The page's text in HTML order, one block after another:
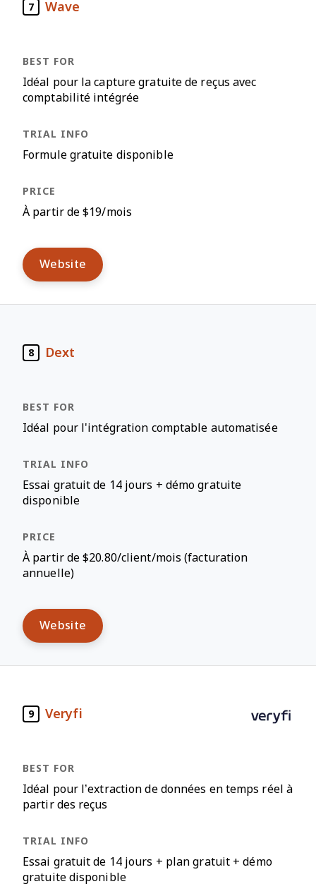
7 Wave
Idéal pour la capture gratuite de reçus avec
comptabilité intégrée
Formule gratuite disponible
À partir de $19/mois
Website
8 Dext
Idéal pour l'intégration comptable automatisée
Essai gratuit de 14 jours + démo gratuite
disponible
À partir de $20.80/client/mois (facturation
annuelle)
Website
9 Veryfi
Idéal pour l’extraction de données en temps réel à
partir des reçus
Essai gratuit de 14 jours + plan gratuit + démo
gratuite disponible